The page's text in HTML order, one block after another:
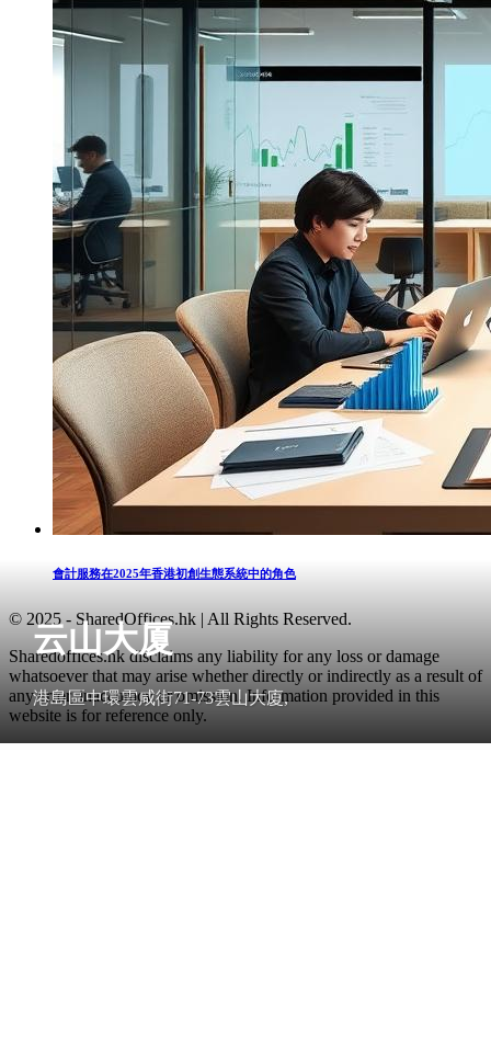
云山大厦
港島區中環雲咸街71-73雲山大廈,
會計服務在2025年香港初創生態系統中的角色
© 2025 - SharedOffices.hk | All Rights Reserved.
Sharedoffices.hk disclaims any liability for any loss or damage
whatsoever that may arise whether directly or indirectly as a result of
any error, inaccuracy or omission. Information provided in this
website is for reference only.